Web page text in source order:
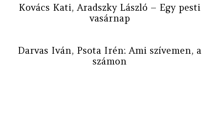
Kovács Kati, Aradszky László – Egy pesti
vasárnap
Darvas Iván, Psota Irén: Ami szívemen, a
számon